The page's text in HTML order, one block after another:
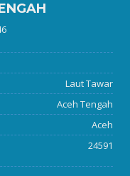
Laut Tawar
Aceh Tengah
Aceh
24591